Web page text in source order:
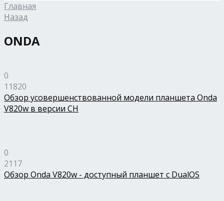
Главная
Назад
ONDA
0
11820
Обзор усовершенствованной модели планшета Onda
V820w в версии CH
0
2117
Обзор Onda V820w - доступный планшет с DualOS